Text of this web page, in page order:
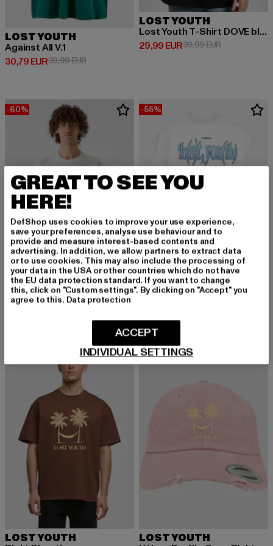
LOST YOUTH
Against All V.1
30,79 EUR
Derzeitiger Preis: 30,79 EUR
39,99 EURAktionspreis: 39,99 EUR
LOST YOUTH
Lost Youth T-Shirt DOVE black XS
29,99 EUR
Derzeitiger Preis: 29,99 EUR
39,99 EURAktionspreis:
-60%
LOST YOUTH
Flowers
20,00 EUR
Derzeitiger Preis: 20,00 EUR
49,99 EUR Aktionspreis: 49,99 EUR
-55%
LOST YOUTH
Icon V.7
LOST YOUTH
-33%
LOST YOUTH
GREAT TO SEE YOU
HERE!
DefShop uses cookies to improve your use experience,
save your preferences, analyse use behaviour and to
provide and measure interest-based contents and
advertising. In addition, we allow partners to extract data
or to use cookies. This may also include the processing of
your data in the USA or other countries which do not have
the EU data protection standard. If you want to change
this, click on "Custom settings". By clicking on "Accept" you
agree to this. Data protection
INDIVIDUAL SETTINGS
ACCEPT